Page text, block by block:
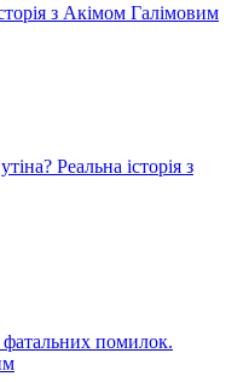
з Акімом Галімовим
Реальна історія з
фатальних помилок.